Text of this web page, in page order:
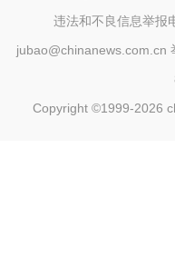
违法和不良信息举报
jubao@chinanews.com.cn
Copyright ©1999-2026